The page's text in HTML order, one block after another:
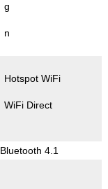
g
n
Hotspot WiFi
WiFi Direct
Bluetooth 4.1